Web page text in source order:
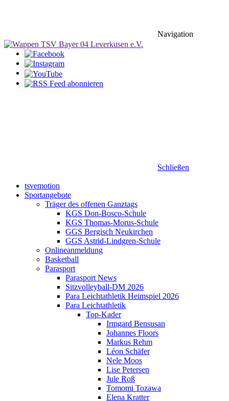
Navigation
Schließen
tsvemotion
Sportangebote
Träger des offenen Ganztags
KGS Don-Bosco-Schule
KGS Thomas-Morus-Schule
GGS Bergisch Neukirchen
GGS Astrid-Lindgren-Schule
Onlineanmeldung
Basketball
Parasport
Parasport News
Sitzvolleyball-DM 2026
Para Leichtathletik Heimspiel 2026
Para Leichtathletik
Top-Kader
Irmgard Bensusan
Johannes Floors
Markus Rehm
Léon Schäfer
Nele Moos
Lise Petersen
Jule Roß
Tomomi Tozawa
Elena Kratter